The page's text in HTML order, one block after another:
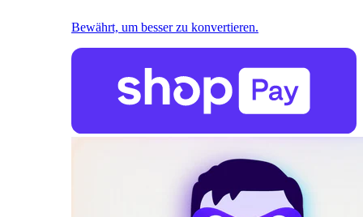
Bewährt, um besser zu konvertieren.